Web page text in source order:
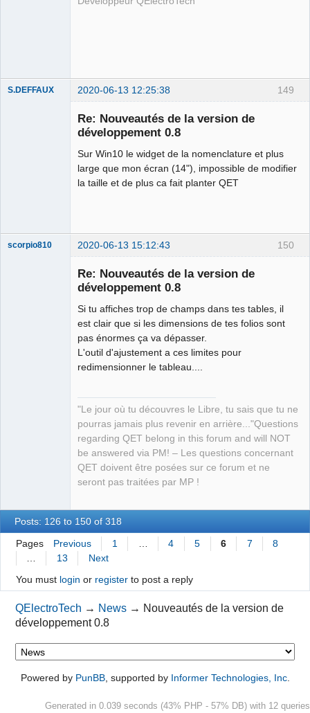
149
S.DEFFAUX 2020-06-13 12:25:38
Re: Nouveautés de la version de
développement 0.8
Sur Win10 le widget de la nomenclature et plus
large que mon écran (14"), impossible de modifier
la taille et de plus ca fait planter QET
150
scorpio810 2020-06-13 15:12:43
Re: Nouveautés de la version de
développement 0.8
Si tu affiches trop de champs dans tes tables, il
est clair que si les dimensions de tes folios sont
pas énormes ça va dépasser.
L'outil d'ajustement a ces limites pour
redimensionner le tableau....
"Le jour où tu découvres le Libre, tu sais que tu ne
pourras jamais plus revenir en arrière..."Questions
regarding QET belong in this forum and will NOT
be answered via PM! – Les questions concernant
QET doivent être posées sur ce forum et ne
seront pas traitées par MP !
Posts: 126 to 150 of 318
Pages Previous 1 … 4 5 6 7
8
…
13
Next
You must login or registerto post a reply
QElectroTech → News → Nouveautés de la version de
développement 0.8
Powered by PunBB, supported by Informer Technologies, Inc.
Generated in 0.039 seconds (43% PHP - 57% DB) with 12 queries